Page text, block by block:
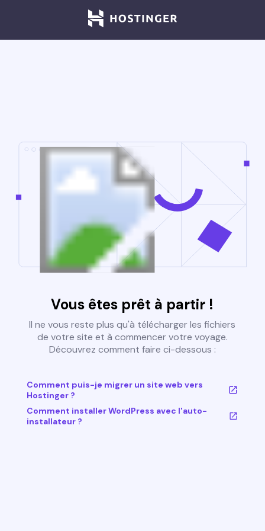
Vous êtes prêt à partir !
Il ne vous reste plus qu'à télécharger les fichiers
de votre site et à commencer votre voyage.
Découvrez comment faire ci-dessous :
Comment puis-je migrer un site web vers
Hostinger ?
Comment installer WordPress avec l'auto-
installateur ?